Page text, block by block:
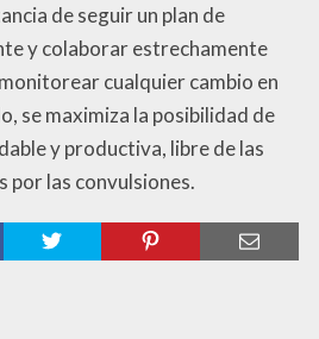
de seguir un plan de
y colaborar estrechamente
cualquier cambio en
se maximiza la posibilidad de
y productiva, libre de las
por las convulsiones.